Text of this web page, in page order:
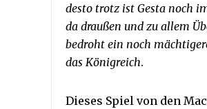
desto trotz ist Gesta noch
da draußen und zu allem
bedroht ein noch
das Königreich.
Dieses Spiel von den